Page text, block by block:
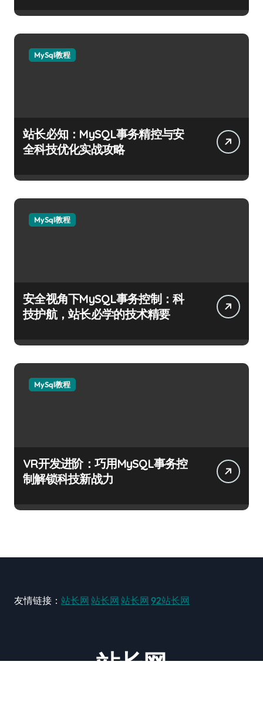
MySql教程
站长必知：MySQL事务精控与安
全科技优化实战攻略
MySql教程
安全视角下MySQL事务控制：科
技护航，站长必学的技术精要
MySql教程
VR开发进阶：巧用MySQL事务控
制解锁科技新战力
友情链接： 站长网 站长网 站长网 92站长网
站长网